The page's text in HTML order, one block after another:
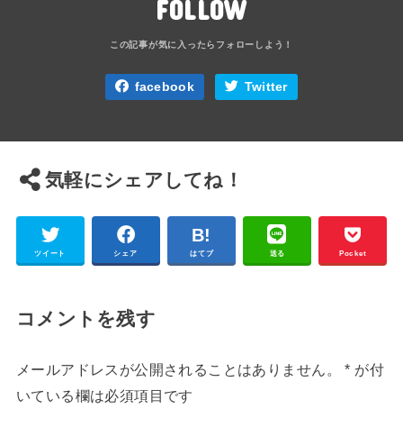
FOLLOW
facebook Twitter
気軽にシェアしてね！
ツイート シェア はてブ 送る Pocket
コメントを残す
メールアドレスが公開されることはありません。 * が付
いている欄は必須項目です